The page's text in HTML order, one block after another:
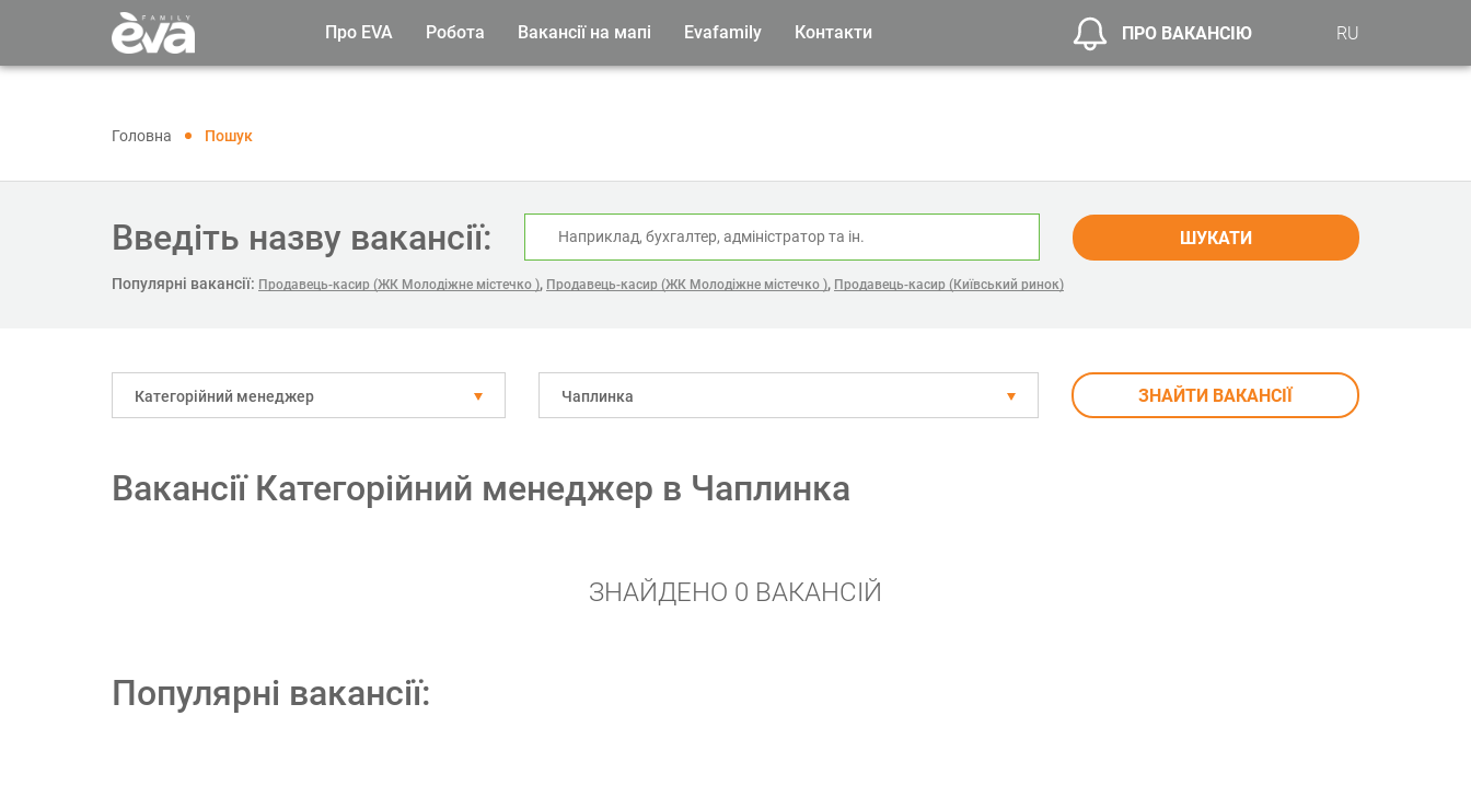
Про EVA Робота Вакансії на мапі Evafamily Контакти ПРО ВАКАНСІЮ RU
Головна Пошук
Введіть назву вакансії: ШУКАТИ
Популярні вакансії: Продавець-касир (ЖК Молодіжне містечко ), Продавець-касир (ЖК Молодіжне містечко ), Продавець-касир (Київський ринок)
Категорійний менеджер Чаплинка ЗНАЙТИ ВАКАНСІЇ
Вакансії Категорійний менеджер в Чаплинка
ЗНАЙДЕНО 0 ВАКАНСІЙ
Популярні вакансії: